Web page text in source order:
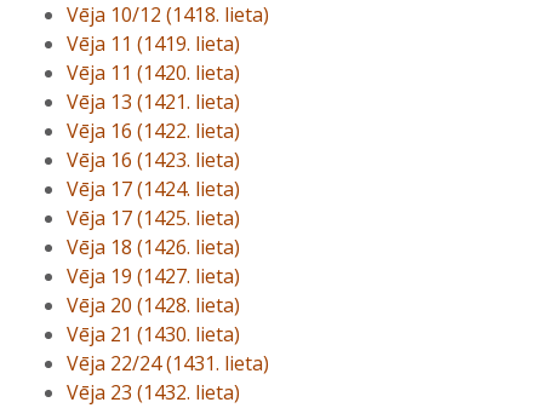
Vēja 10/12 (1418. lieta)
Vēja 11 (1419. lieta)
Vēja 11 (1420. lieta)
Vēja 13 (1421. lieta)
Vēja 16 (1422. lieta)
Vēja 16 (1423. lieta)
Vēja 17 (1424. lieta)
Vēja 17 (1425. lieta)
Vēja 18 (1426. lieta)
Vēja 19 (1427. lieta)
Vēja 20 (1428. lieta)
Vēja 21 (1430. lieta)
Vēja 22/24 (1431. lieta)
Vēja 23 (1432. lieta)